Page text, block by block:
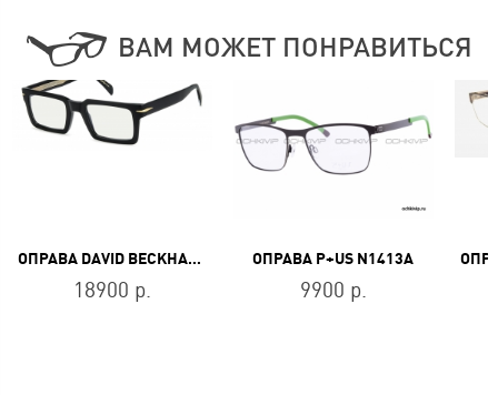
ВАМ МОЖЕТ ПОНРАВИТЬСЯ
ОПРАВА DAVID BECKHAM DB 7126 807
18900 р.
ОПРАВА P+US N1413A
9900 р.